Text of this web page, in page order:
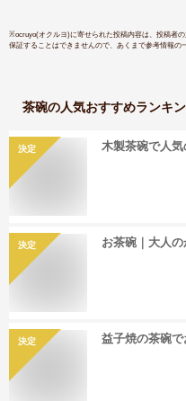
※ocruyo(オクルヨ)に寄せられた投稿内容は、投稿者
保証することはできませんので、あくまで参考情報の
茶碗の人気おすすめランキ
決定
木製茶碗で人気
決定
お茶碗｜大人
決定
益子焼の茶碗で